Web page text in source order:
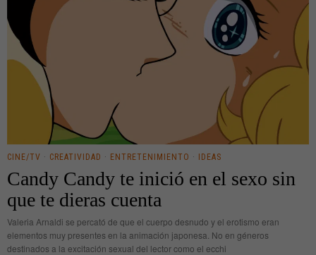
CINE/TV · CREATIVIDAD · ENTRETENIMIENTO · IDEAS
Candy Candy te inició en el sexo sin
que te dieras cuenta
Valeria Arnaldi se percató de que el cuerpo desnudo y el erotismo eran
elementos muy presentes en la animación japonesa. No en géneros
destinados a la excitación sexual del lector como el ecchi